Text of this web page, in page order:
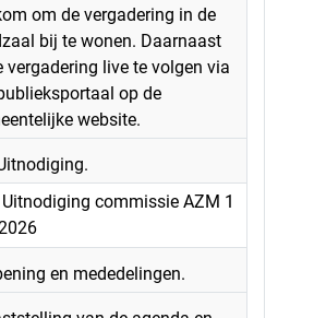
om de vergadering in de
bij te wonen. Daarnaast
vergadering live te volgen via
op de
website.
Uitnodiging commissie AZM 1
en mededelingen.